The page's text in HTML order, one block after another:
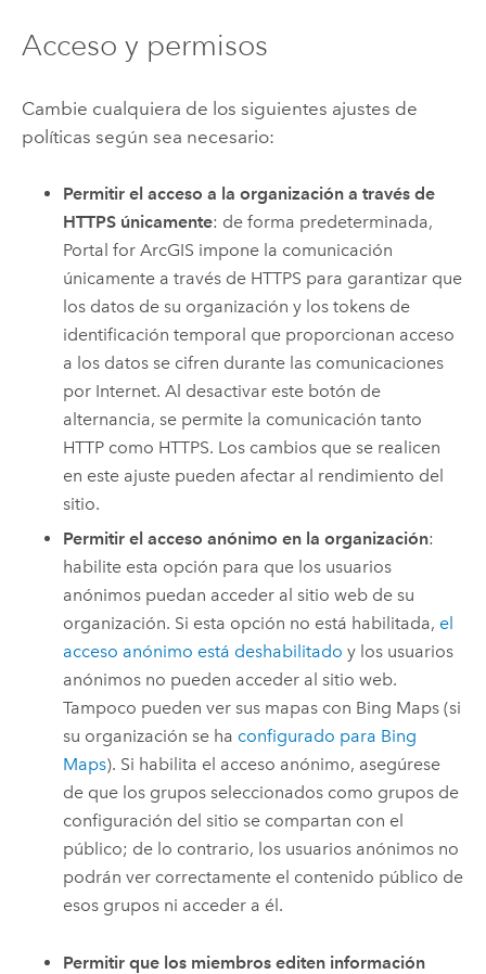
Acceso y permisos
Cambie cualquiera de los siguientes ajustes de
políticas según sea necesario:
Permitir el acceso a la organización a través de
HTTPS únicamente: de forma predeterminada,
Portal for ArcGIS impone la comunicación
únicamente a través de HTTPS para garantizar que
los datos de su organización y los tokens de
identificación temporal que proporcionan acceso
a los datos se cifren durante las comunicaciones
por Internet. Al desactivar este botón de
alternancia, se permite la comunicación tanto
HTTP como HTTPS. Los cambios que se realicen
en este ajuste pueden afectar al rendimiento del
sitio.
Permitir el acceso anónimo en la organización:
habilite esta opción para que los usuarios
anónimos puedan acceder al sitio web de su
organización. Si esta opción no está habilitada, el
acceso anónimo está deshabilitado y los usuarios
anónimos no pueden acceder al sitio web.
Tampoco pueden ver sus mapas con Bing Maps (si
su organización se ha configurado para Bing
Maps). Si habilita el acceso anónimo, asegúrese
de que los grupos seleccionados como grupos de
configuración del sitio se compartan con el
público; de lo contrario, los usuarios anónimos no
podrán ver correctamente el contenido público de
esos grupos ni acceder a él.
Permitir que los miembros editen información